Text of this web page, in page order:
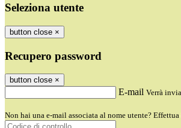
Seleziona utente
button close ×
Recupero password
button close ×
E-mail Verrà
Non hai una e-mail associata al nome utente?